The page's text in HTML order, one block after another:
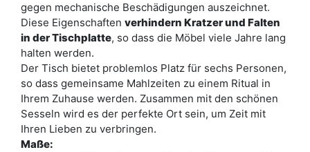
gegen mechanische Beschädigungen auszeichnet.
Diese Eigenschaften verhindern Kratzer und Falten
in der Tischplatte, so dass die Möbel viele Jahre lang
halten werden.
Der Tisch bietet problemlos Platz für sechs Personen,
so dass gemeinsame Mahlzeiten zu einem Ritual in
Ihrem Zuhause werden. Zusammen mit den schönen
Sesseln wird es der perfekte Ort sein, um Zeit mit
Ihren Lieben zu verbringen.
Maße: